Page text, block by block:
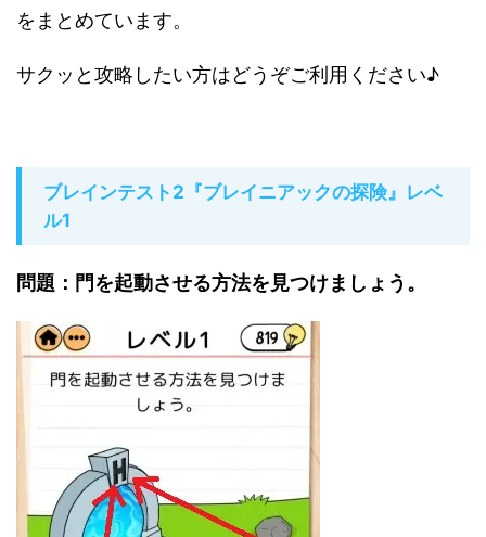
をまとめています。
サクッと攻略したい方はどうぞご利用ください♪
ブレインテスト2『ブレイニアックの探険』レベ
ル1
問題：門を起動させる方法を見つけましょう。